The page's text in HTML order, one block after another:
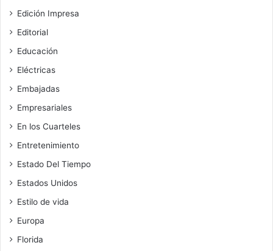
Edición Impresa
Editorial
Educación
Eléctricas
Embajadas
Empresariales
En los Cuarteles
Entretenimiento
Estado Del Tiempo
Estados Unidos
Estilo de vida
Europa
Florida